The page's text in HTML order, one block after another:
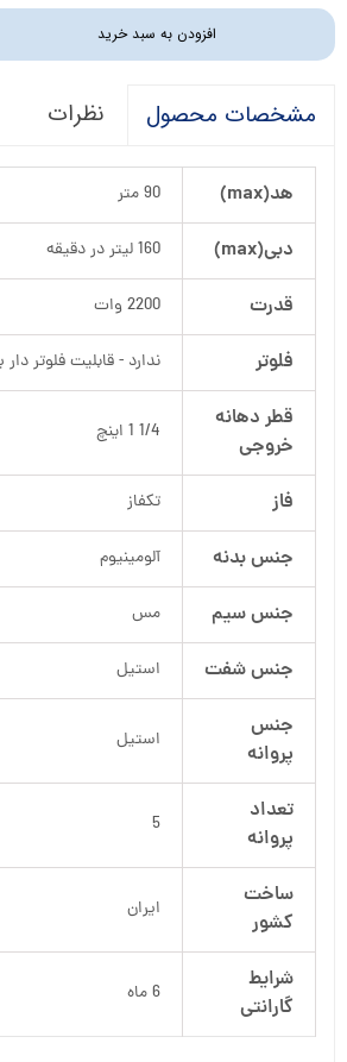
افزودن به سبد خرید
مشخصات محصول نظرات
هد(max) 90 متر
دبی(max) 160 لیتر در دقیقه
قدرت 2200 وات
فلوتر ندارد - قابلیت فلوتر
قطر دهانه
خروجی
1/4 1 اینچ
فاز تکفاز
جنس بدنه آلومینیوم
جنس سیم مس
جنس شفت استیل
جنس
پروانه
استیل
تعداد
پروانه
5
ساخت
کشور
ایران
شرایط
گارانتی
6 ماه